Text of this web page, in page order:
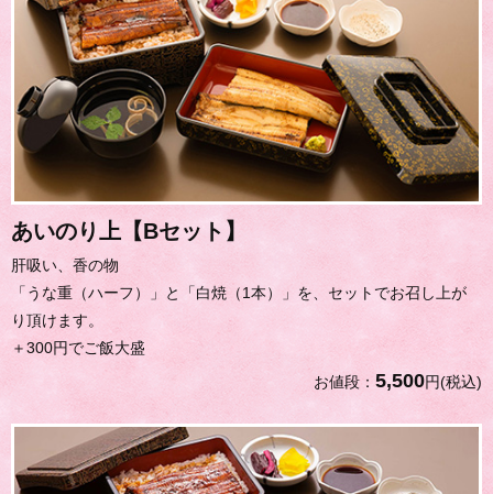
あいのり上【Bセット】
肝吸い、香の物
「うな重（ハーフ）」と「白焼（1本）」を、セットでお召し上が
り頂けます。
＋300円でご飯大盛
お値段： 5,500円(税込)